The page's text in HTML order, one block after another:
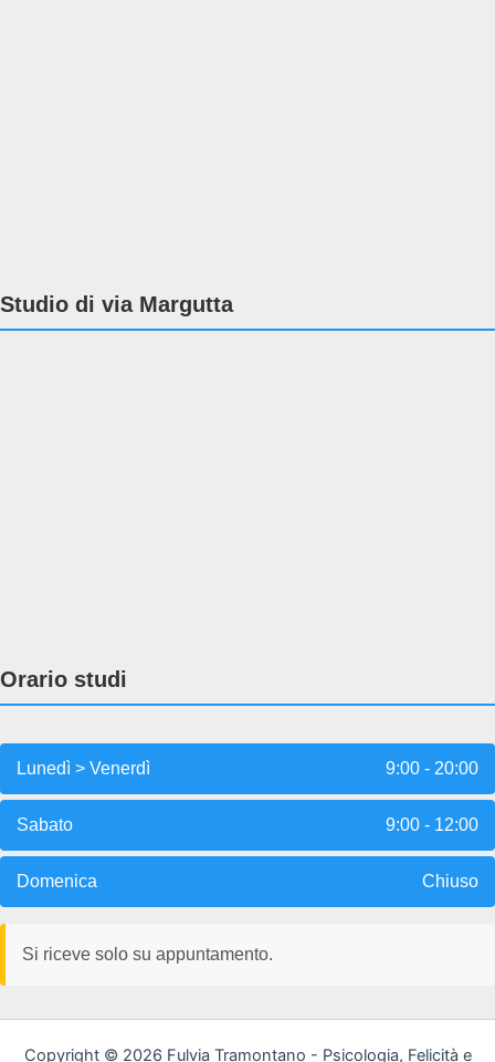
Studio di via Margutta
Orario studi
Lunedì > Venerdì 9:00 - 20:00
Sabato 9:00 - 12:00
Domenica Chiuso
Si riceve solo su appuntamento.
Copyright © 2026 Fulvia Tramontano - Psicologia, Felicità e